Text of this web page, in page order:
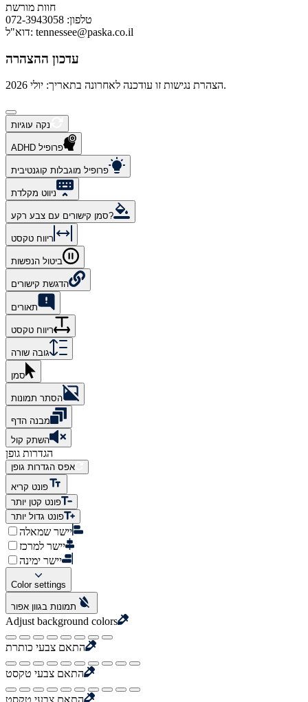
חוות מורשת
טלפון: 072-3943058
דוא"ל: tennessee@paska.co.il
עדכון ההצהרה
הצהרת נגישות זו עודכנה לאחרונה בתאריך: יולי 2026.
נקה עוגיות
ADHD פרופיל
פרופיל מוגבלות קוגנטיבית
ניווט מקלדת
סמן קישורים עם צבע רקע?
ריווח טקסט
ביטול הנפשות
הדגשת קישורים
תאורים
ריווח טקסט
גובה שורה
סמן
הסתר תמונות
מבנה הדף
השתק קול
הגדרות גופן
אפס הגדרות גופן
פונט קריא
פונט קטן יותר
פונט גדול יותר
יישר שמאלה
יישר למרכז
יישר ימינה
Color settings
תמונות בגוון אפור
Adjust background colors
התאם צבעי כותרת
התאם צבעי טקסט
התאם צבעי טקסט